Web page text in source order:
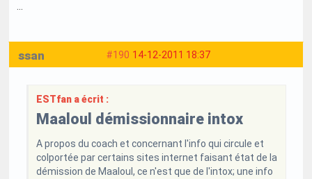
#190 14-12-2011 18:37
ssan
ESTfan a écrit :
Maaloul démissionnaire intox
A propos du coach et concernant l'info qui circule et
colportée par certains sites internet faisant état de la
démission de Maaloul, ce n'est que de l'intox; une info